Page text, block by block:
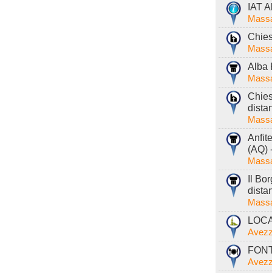
IAT
Alba
(AQ)
Il